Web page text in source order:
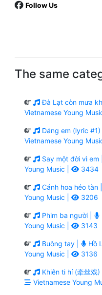
Follow Us
The same
Đà Lạt còn mưa
Vietnamese Young
Dáng em (lyric #1)
Vietnamese Young
Say một đời vì em |
Young Music |
3434
Cánh hoa héo tàn |
Young Music |
3206
Phim ba người |
Young Music |
3143
Buông tay | Hồ
Young Music |
3136
Khiên ti hí (牵丝戏) |
Vietnamese Young